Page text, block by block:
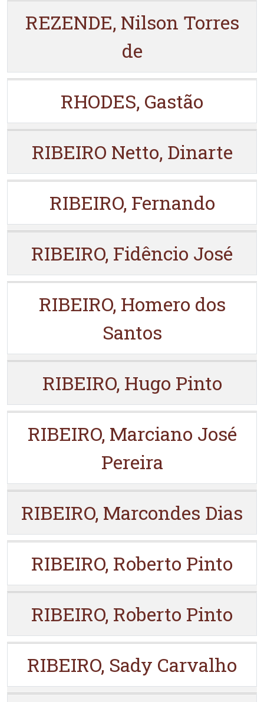
REZENDE, Nilson Torres
de
RHODES, Gastão
RIBEIRO Netto, Dinarte
RIBEIRO, Fernando
RIBEIRO, Fidêncio José
RIBEIRO, Homero dos
Santos
RIBEIRO, Hugo Pinto
RIBEIRO, Marciano José
Pereira
RIBEIRO, Marcondes Dias
RIBEIRO, Roberto Pinto
RIBEIRO, Roberto Pinto
RIBEIRO, Sady Carvalho